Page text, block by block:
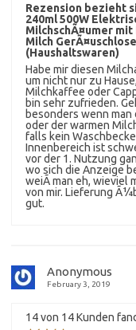
Rezension bezieht
240ml 500W
MilchschÃ¤umer
Milch
(Haushaltswaren)
Habe mir diesen
um nicht nur zu
Milchkaffee oder
bin sehr zufrieden.
besonders wenn
oder der warmen
falls kein
Innenbereich ist
vor der 1. Nutzung
wo sich die Anzeige
weiÃ man eh, wieviel
von mir. Lieferung
gut.
Anonymous
February 3, 2019
14 von 14 Kunden